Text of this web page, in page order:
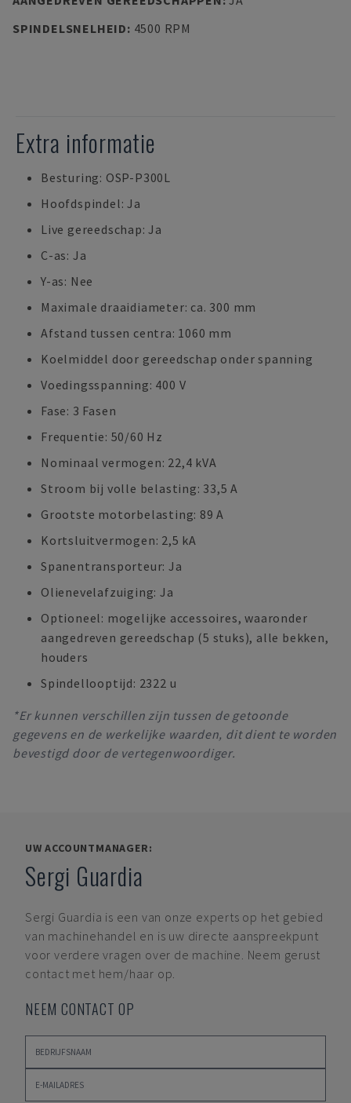
SPINDELSNELHEID: 4500 RPM
Extra informatie
Besturing: OSP-P300L
Hoofdspindel: Ja
Live gereedschap: Ja
C-as: Ja
Y-as: Nee
Maximale draaidiameter: ca. 300 mm
Afstand tussen centra: 1060 mm
Koelmiddel door gereedschap onder spanning
Voedingsspanning: 400 V
Fase: 3 Fasen
Frequentie: 50/60 Hz
Nominaal vermogen: 22,4 kVA
Stroom bij volle belasting: 33,5 A
Grootste motorbelasting: 89 A
Kortsluitvermogen: 2,5 kA
Spanentransporteur: Ja
Olienevelafzuiging: Ja
Optioneel: mogelijke accessoires, waaronder
aangedreven gereedschap (5 stuks), alle bekken,
houders
Spindellooptijd: 2322 u
*Er kunnen verschillen zijn tussen de getoonde
gegevens en de werkelijke waarden, dit dient te worden
bevestigd door de vertegenwoordiger.
UW ACCOUNTMANAGER:
Sergi Guardia
Sergi Guardia is een van onze experts op het gebied
van machinehandel en is uw directe aanspreekpunt
voor verdere vragen over de machine. Neem gerust
contact met hem/haar op.
NEEM CONTACT OP